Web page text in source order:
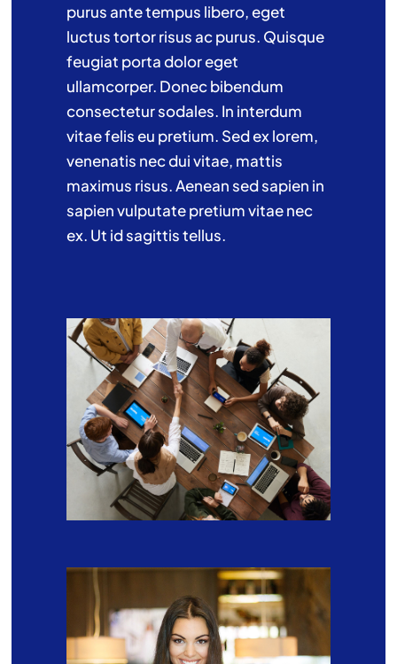
purus ante tempus libero, eget
luctus tortor risus ac purus. Quisque
feugiat porta dolor eget
ullamcorper. Donec bibendum
consectetur sodales. In interdum
vitae felis eu pretium. Sed ex lorem,
venenatis nec dui vitae, mattis
maximus risus. Aenean sed sapien in
sapien vulputate pretium vitae nec
ex. Ut id sagittis tellus.